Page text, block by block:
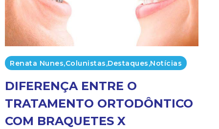
Renata Nunes,Colunistas,Destaques,Notícias
DIFERENÇA ENTRE O
TRATAMENTO ORTODÔNTICO
COM BRAQUETES X